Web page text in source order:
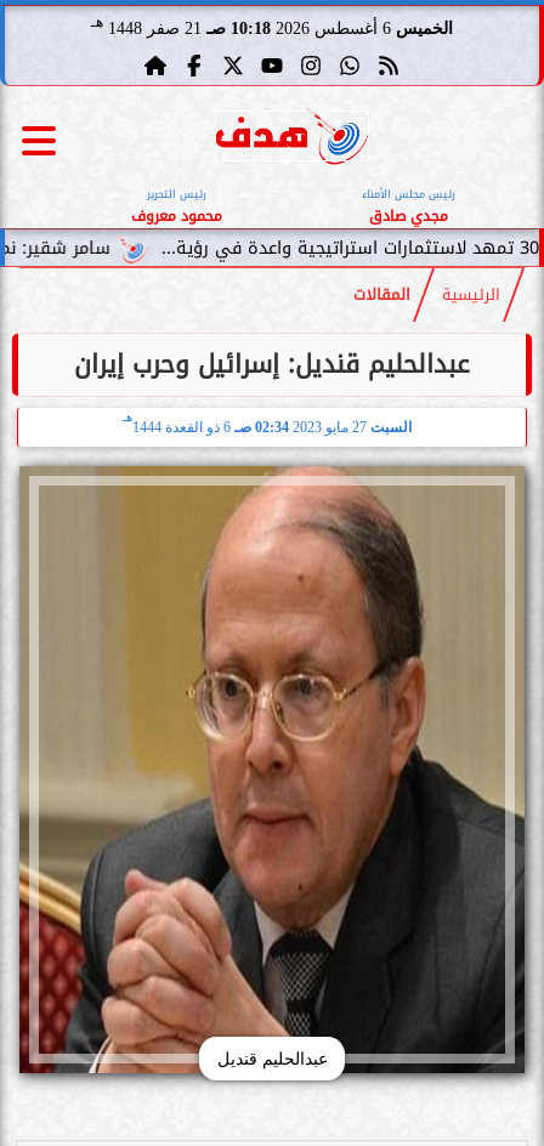
الخميس 10:18 صـ 21 صفر 1448 هـ
رئيس مجلس الأمناء
مجدي صادق
رئيس التحرير
محمود معروف
سامر شقير: نمو صناديق
الرئيسية المقالات
عبدالحليم قنديل: إسرائيل وحرب إيران
السبت 02:34 صـ 6 ذو القعدة 1444
هـ
عبدالحليم قنديل